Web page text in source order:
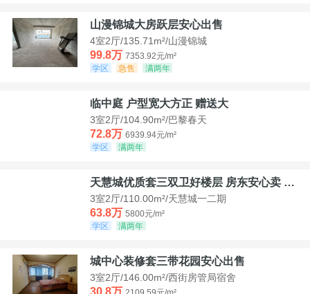
山漫锦城大房跃层安心出售
4室2厅/135.71m²/山漫锦城
99.8万 7353.92元/m²
学区
急售 满两年
临中庭 户型宽大方正 赠送大
3室2厅/104.90m²/巴黎春天
72.8万 6939.94元/m²
学区
满两年
天慧城优质套三双卫好楼层 房东安心卖 价格好谈
3室2厅/110.00m²/天慧城一二期
63.8万 5800元/m²
学区
满两年
城中心装修套三带花园安心出售
3室2厅/146.00m²/西街房管局宿舍
30.8万